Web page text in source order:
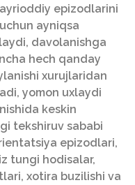
epizodlarini
ayniqsa
davolanishga
hech qanday
xurujlaridan
yomon uxlaydi
keskin
tekshiruv sababi
epizodlari,
tungi hodisalar,
xotira buzilishi va